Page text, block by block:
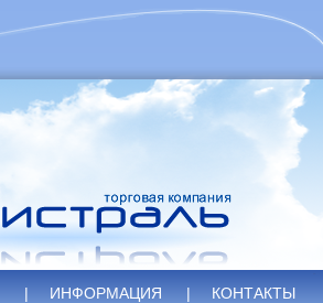
| ИНФОРМАЦИЯ | КОНТАКТЫ